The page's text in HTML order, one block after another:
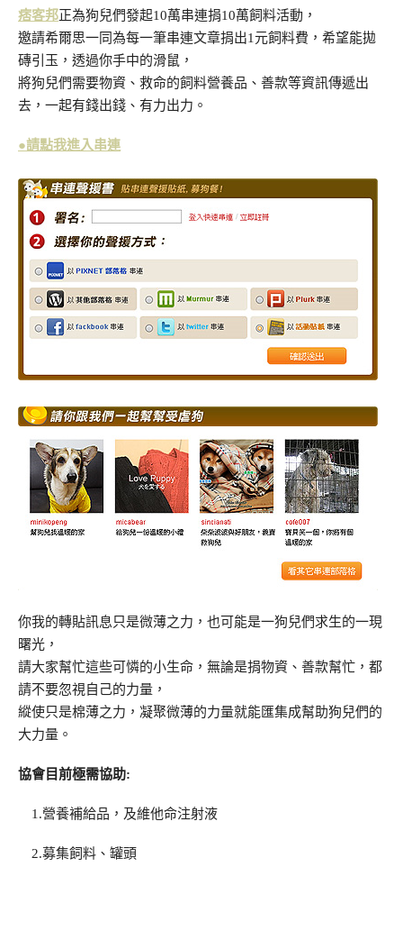
痞客邦正為狗兒們發起10萬串連捐10萬飼料活動，
邀請希爾思一同為每一筆串連文章捐出1元飼料費，希望能拋
磚引玉，透過你手中的滑鼠，
將狗兒們需要物資、救命的飼料營養品、善款等資訊傳遞出
去，一起有錢出錢、有力出力。
●請點我進入串連
你我的轉貼訊息只是微薄之力，也可能是一狗兒們求生的一現
曙光，
請大家幫忙這些可憐的小生命，無論是捐物資、善款幫忙，都
請不要忽視自己的力量，
縱使只是棉薄之力，凝聚微薄的力量就能匯集成幫助狗兒們的
大力量。
協會目前極需協助:
1.營養補給品，及維他命注射液
2.募集飼料、罐頭